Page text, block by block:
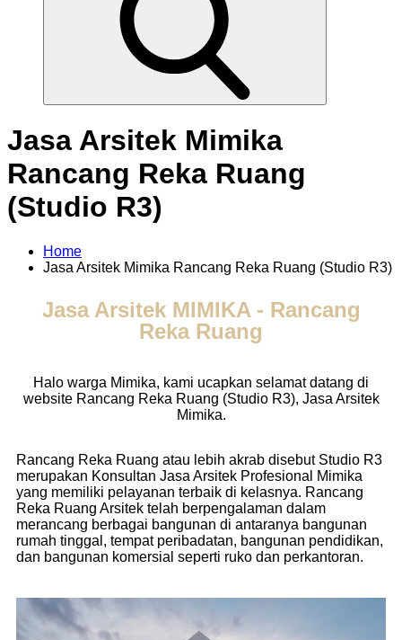
Jasa Arsitek Mimika
Rancang Reka Ruang
(Studio R3)
Home
Jasa Arsitek Mimika Rancang Reka Ruang (Studio R3)
Jasa Arsitek MIMIKA - Rancang
Reka Ruang
Halo warga Mimika, kami ucapkan selamat datang di
website Rancang Reka Ruang (Studio R3), Jasa Arsitek
Mimika.
Rancang Reka Ruang atau lebih akrab disebut Studio R3
merupakan Konsultan Jasa Arsitek Profesional Mimika
yang memiliki pelayanan terbaik di kelasnya. Rancang
Reka Ruang Arsitek telah berpengalaman dalam
merancang berbagai bangunan di antaranya bangunan
rumah tinggal, tempat peribadatan, bangunan pendidikan,
dan bangunan komersial seperti ruko dan perkantoran.